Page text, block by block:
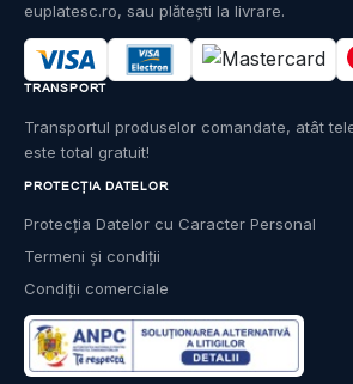
PROTECȚIA DATELOR
Protecția Datelor cu Caracter Personal
Termeni și condiții
Condiții comerciale
euplatesc.ro, sau plătești la livrare.
TRANSPORT
Transportul produselor comandate, atât
este total gratuit!